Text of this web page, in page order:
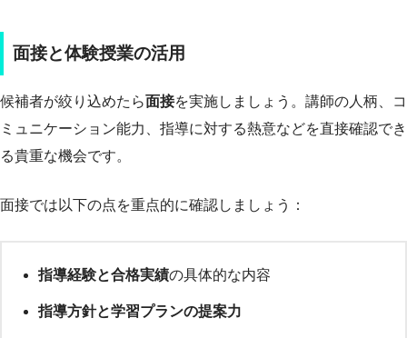
面接と体験授業の活用
候補者が絞り込めたら面接を実施しましょう。講師の人柄、コ
ミュニケーション能力、指導に対する熱意などを直接確認でき
る貴重な機会です。
面接では以下の点を重点的に確認しましょう：
指導経験と合格実績の具体的な内容
指導方針と学習プランの提案力